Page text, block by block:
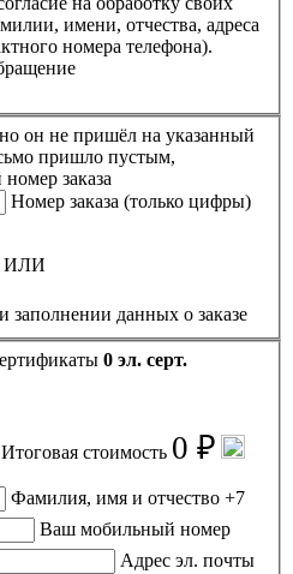
имени, отчества, адреса
номера телефона).
он не пришёл на указанный
пришло пустым,
заказа
Номер заказа (только цифры)
ИЛИ
данных о заказе
0 эл. серт.
Итоговая стоимость 0 ₽
Фамилия, имя и отчество +7
Ваш мобильный номер
Адрес эл. почты